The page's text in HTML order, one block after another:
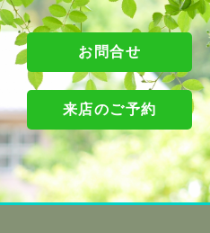
お問合せ
来店のご予約